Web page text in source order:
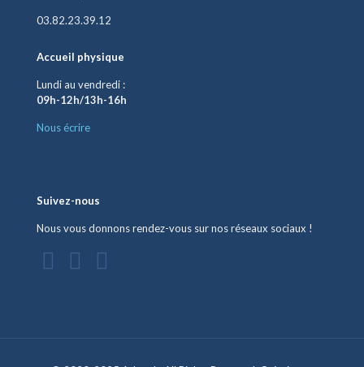
03.82.23.39.12
Accueil physique
Lundi au vendredi :
09h-12h/13h-16h
Nous écrire
Suivez-nous
Nous vous donnons rendez-vous sur nos réseaux sociaux !